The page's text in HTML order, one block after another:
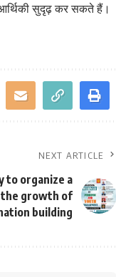
सुदृढ़ कर सकते हैं।
NEXT ARTICLE
to organize a
growth of
building